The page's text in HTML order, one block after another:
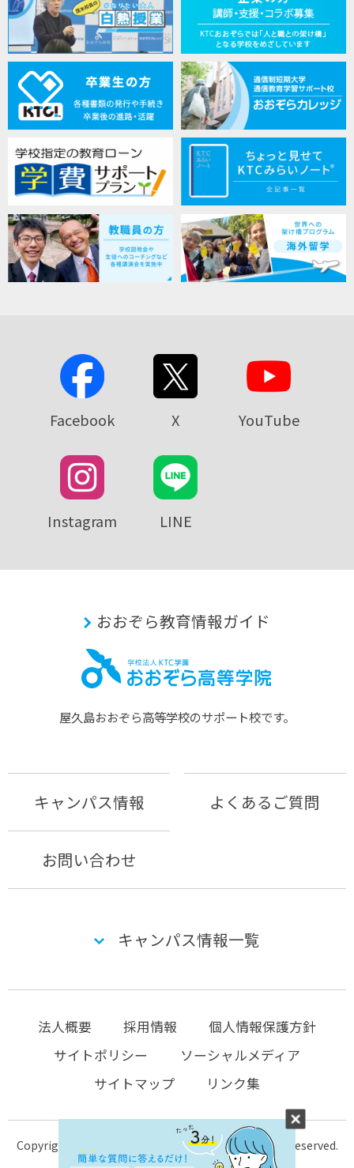
Facebook X YouTube
Instagram LINE
おおぞら教育情報ガイド
屋久島おおぞら⾼等学校のサポート校です。
キャンパス情報 よくあるご質問
お問い合わせ
キャンパス情報一覧
法人概要 採用情報
個人情報保護方針
サイトポリシー
ソーシャルメディア
サイトマップ
リンク集
Copyright © 2004-2026 KTC-school.com All Rights Reserved.